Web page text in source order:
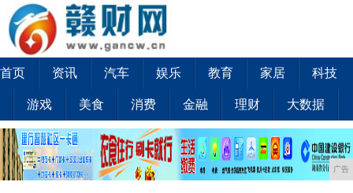
首页 资讯 汽车 娱乐 教育 家居 科技
游戏 美食 消费 金融 理财 大数据
广告